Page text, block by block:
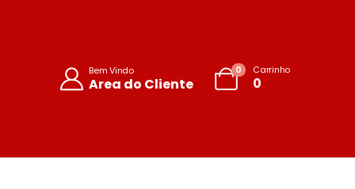
Bem Vindo
Area do Cliente
0 Carrinho
0